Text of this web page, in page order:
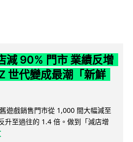
減 90% 門市 業績反增
世代變成最潮「新鮮
遊戲銷售門市從 1,000 間大幅減至
升至過往的 1.4 倍。做到「減店增